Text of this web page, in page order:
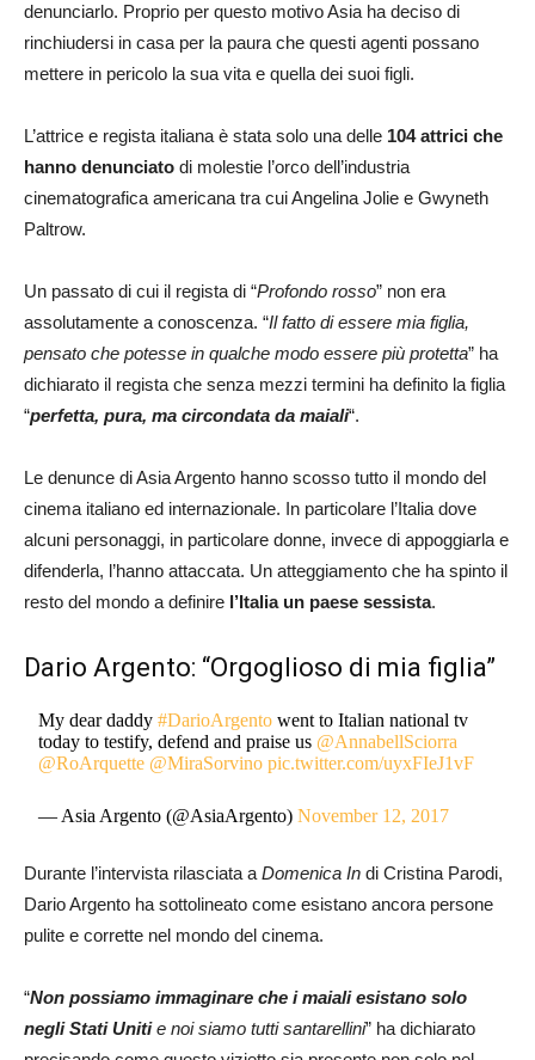
denunciarlo. Proprio per questo motivo Asia ha deciso di
rinchiudersi in casa per la paura che questi agenti possano
mettere in pericolo la sua vita e quella dei suoi figli.
L’attrice e regista italiana è stata solo una delle 104 attrici che
hanno denunciato di molestie l’orco dell’industria
cinematografica americana tra cui Angelina Jolie e Gwyneth
Paltrow.
Un passato di cui il regista di “Profondo rosso” non era
assolutamente a conoscenza. “Il fatto di essere mia figlia,
pensato che potesse in qualche modo essere più protetta” ha
dichiarato il regista che senza mezzi termini ha definito la figlia
“perfetta, pura, ma circondata da maiali“.
Le denunce di Asia Argento hanno scosso tutto il mondo del
cinema italiano ed internazionale. In particolare l’Italia dove
alcuni personaggi, in particolare donne, invece di appoggiarla e
difenderla, l’hanno attaccata. Un atteggiamento che ha spinto il
resto del mondo a definire l’Italia un paese sessista.
Dario Argento: “Orgoglioso di mia figlia”
My dear daddy#DarioArgento went to Italian national tv
today to testify, defend and praise us @AnnabellSciorra
@RoArquette @MiraSorvino pic.twitter.com/uyxFIeJ1vF
— Asia Argento (@AsiaArgento)November 12, 2017
Durante l’intervista rilasciata a Domenica In di Cristina Parodi,
Dario Argento ha sottolineato come esistano ancora persone
pulite e corrette nel mondo del cinema.
“Non possiamo immaginare che i maiali esistano solo
negli Stati Unitie noi siamo tutti santarellini” ha dichiarato